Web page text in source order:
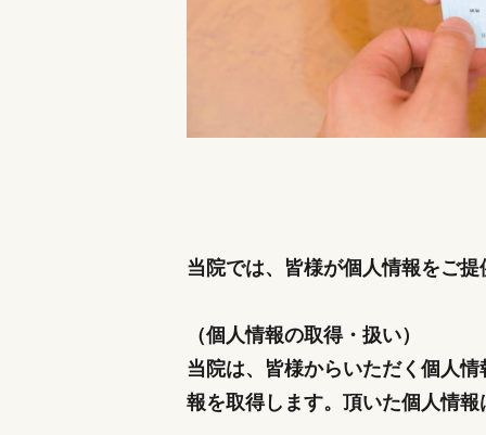
当院では、皆様が個人情報をご
（個人情報の取得・扱い）
当院は、皆様からいただく個人
報を取得します。頂いた個人情